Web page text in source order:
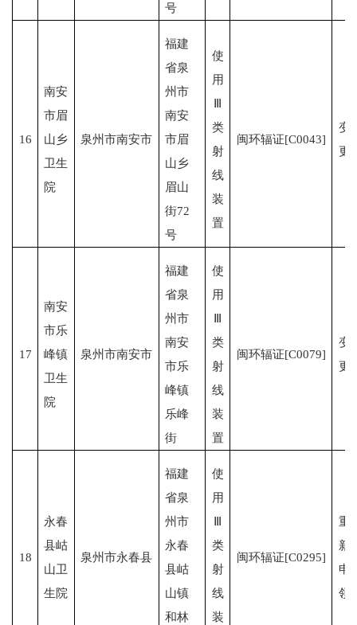
号
16
南安
市眉
山乡
卫生
院
泉州市南安市
福建
省泉
州市
南安
市眉
山乡
眉山
街72
号
使
用
Ⅲ
类
射
线
装
置
闽环辐证[C0043]
变
更
17
南安
市乐
峰镇
卫生
院
泉州市南安市
福建
省泉
州市
南安
市乐
峰镇
乐峰
街
使
用
Ⅲ
类
射
线
装
置
闽环辐证[C0079]
变
更
18
永春
县岵
山卫
生院
泉州市永春县
福建
省泉
州市
永春
县岵
山镇
和林
使
用
Ⅲ
类
射
线
装
闽环辐证[C0295]
重
新
申
领